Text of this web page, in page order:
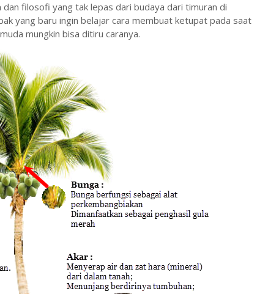
filosofi yang tak lepas dari budaya dari timuran di
yang baru ingin belajar cara membuat ketupat pada saat
mungkin bisa ditiru caranya.